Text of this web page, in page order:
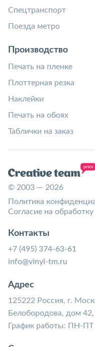
Спецтранспорт
Поезда метро
Производство
Печать на пленке
Плоттерная резка
Наклейки
Печать на обоях
Таблички на заказ
© 2003 — 2026
Политика
Согласие на
Контакты
+7 (495) 374-63-61
info@vinyl-tm.ru
Адрес
125222 Россия, г.
Белобородова, дом 42,
График работы: ПН-ПТ